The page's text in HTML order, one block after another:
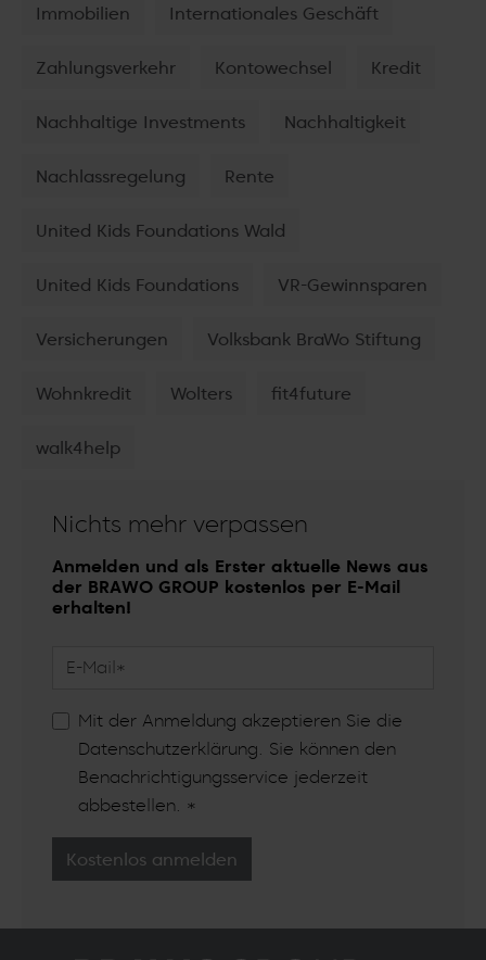
Immobilien Internationales Geschäft
Zahlungsverkehr Kontowechsel Kredit
Nachhaltige Investments Nachhaltigkeit
Nachlassregelung Rente
United Kids Foundations Wald
United Kids Foundations VR-Gewinnsparen
Versicherungen Volksbank BraWo Stiftung
Wohnkredit Wolters fit4future
walk4help
Nichts mehr verpassen
Anmelden und als Erster aktuelle News aus
der BRAWO GROUP kostenlos per E-Mail
erhalten!
Mit der Anmeldung akzeptieren Sie die
Datenschutzerklärung. Sie können den
Benachrichtigungsservice jederzeit
abbestellen. *